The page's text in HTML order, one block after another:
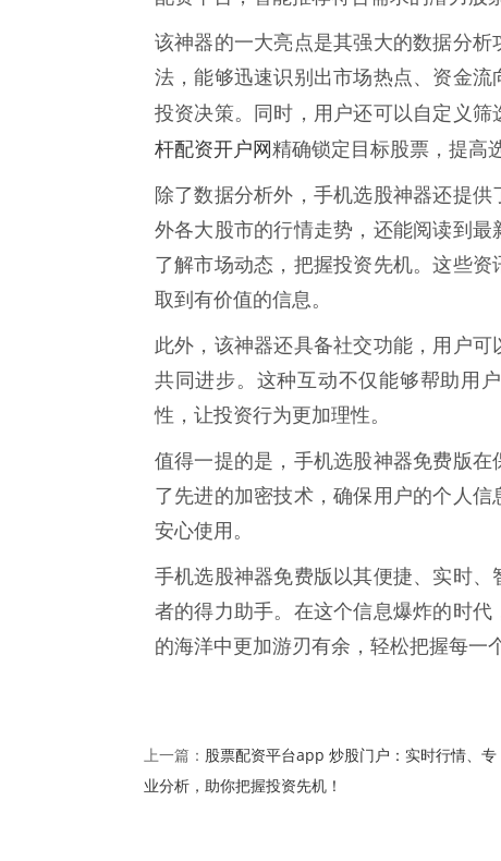
该神器的一大亮点是其强大的数据分
法，能够迅速识别出市场热点、资金
投资决策。同时，用户还可以自定义筛
杆配资开户网精确锁定目标股票，提高
除了数据分析外，手机选股神器还提
外各大股市的行情走势，还能阅读到
了解市场动态，把握投资先机。这些
取到有价值的信息。
此外，该神器还具备社交功能，用户可
共同进步。这种互动不仅能够帮助用
性，让投资行为更加理性。
值得一提的是，手机选股神器免费版
了先进的加密技术，确保用户的个人
安心使用。
手机选股神器免费版以其便捷、实时
者的得力助手。在这个信息爆炸的时
的海洋中更加游刃有余，轻松把握每一
上一篇： 股票配资平台app 炒股门户：实时行情、专
业分析，助你把握投资先机！